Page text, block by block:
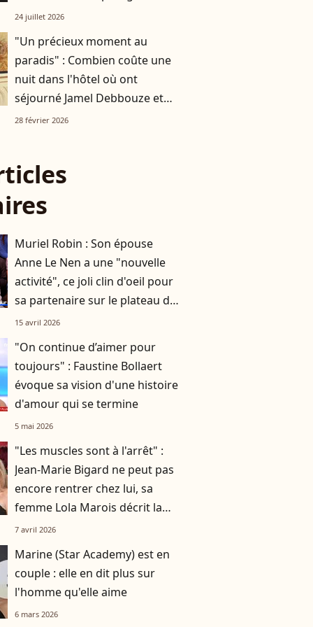
de Méditerranée
24 juillet 2026
"Un précieux moment au
paradis" : Combien coûte une
nuit dans l'hôtel où ont
séjourné Jamel Debbouze et
Melissa Theuriau, à 10 000
28 février 2026
Muriel Robin : Son épouse
Anne Le Nen a une "nouvelle
activité", ce joli clin d'oeil pour
sa partenaire sur le plateau de
Quotidien
15 avril 2026
"On continue d’aimer pour
toujours" : Faustine Bollaert
évoque sa vision d'une histoire
d'amour qui se termine
5 mai 2026
"Les muscles sont à l'arrêt" :
Jean-Marie Bigard ne peut pas
encore rentrer chez lui, sa
femme Lola Marois décrit la
situation
7 avril 2026
Marine (Star Academy) est en
couple : elle en dit plus sur
l'homme qu'elle aime
6 mars 2026